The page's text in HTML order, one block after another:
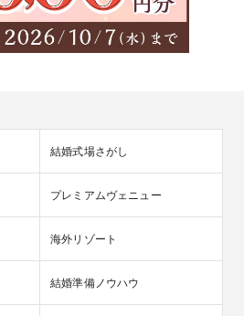
結婚式場さがし
プレミアムヴェニュー
海外リゾート
結婚準備ノウハウ